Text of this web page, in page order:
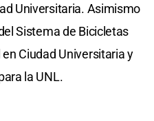
Universitaria. Asimismo
Sistema de Bicicletas
Ciudad Universitaria y
la UNL.